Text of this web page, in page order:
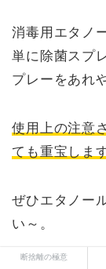
消毒用エタノ
単に除菌スプ
プレーをあれ
使用上の注意
ても重宝します
ぜひエタノー
い～。
断捨離の極意